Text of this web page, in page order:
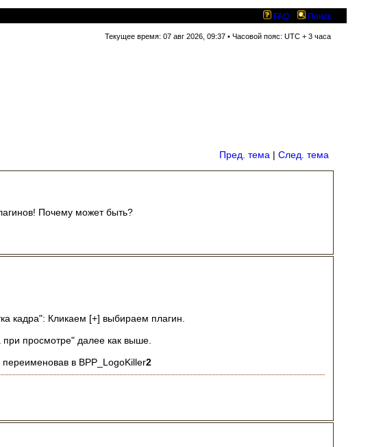
FAQ Поиск
Текущее время: 07 авг 2026, 09:37 • Часовой пояс: UTC + 3 часа
Пред. тема | След. тема
Почему может быть?
кадра": Кликаем [+] выбираем плагин.
просмотре" далее как выше.
в BPP_LogoKiller2